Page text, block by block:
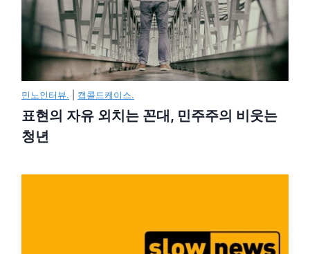
민노인터뷰. 캡콜드케이스.
표현의 자유 외치는 꼰대, 민주주의 비웃는
청년